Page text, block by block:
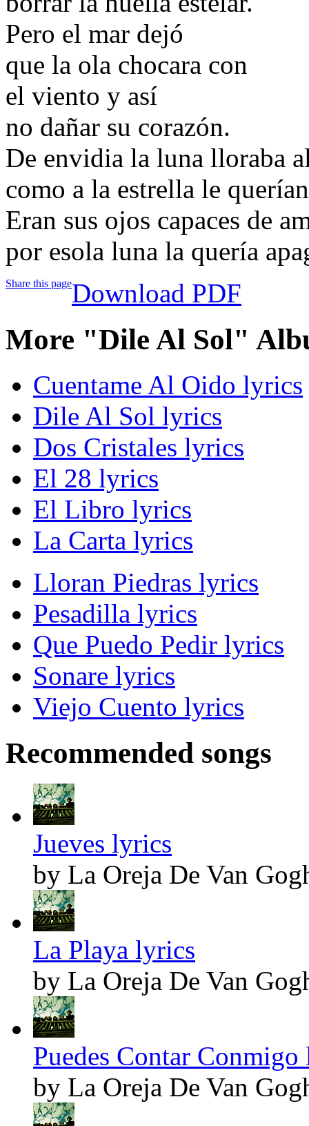
Pero el mar dejó
que la ola chocara con
el viento y así
no dañar su corazón.
De envidia la luna lloraba
como a la estrella le
Eran sus ojos capaces de
por esola luna la quería
Share this pageDownload PDF
More "Dile Al Sol"
Cuentame Al Oido lyrics
Dile Al Sol lyrics
Dos Cristales lyrics
El 28 lyrics
El Libro lyrics
La Carta lyrics
Lloran Piedras lyrics
Pesadilla lyrics
Que Puedo Pedir lyrics
Sonare lyrics
Viejo Cuento lyrics
Recommended songs
Jueves lyrics
by La Oreja De Van
La Playa lyrics
by La Oreja De Van
Puedes Contar
by La Oreja De Van